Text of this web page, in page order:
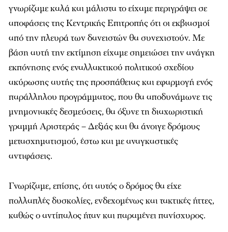
γνωρίζαμε καλά και μάλιστα το είχαμε περιγράψει σε
αποφάσεις της Κεντρικής Επιτροπής ότι οι εκβιασμοί
από την πλευρά των δανειστών θα συνεχιστούν. Με
βάση αυτή την εκτίμηση είχαμε σημειώσει την ανάγκη
εκπόνησης ενός εναλλακτικού πολιτικού σχεδίου
ακύρωσης αυτής της προσπάθειας και εφαρμογή ενός
παράλληλου προγράμματος, που θα αποδυνάμωνε τις
μνημονιακές δεσμεύσεις, θα όξυνε τη διαχωριστική
γραμμή Αριστεράς – Δεξιάς και θα άνοιγε δρόμους
μετασχηματισμού, έστω και με αναγκαστικές
αντιφάσεις.
Γνωρίζαμε, επίσης, ότι αυτός ο δρόμος θα είχε
πολλαπλές δυσκολίες, ενδεχομένως και τακτικές ήττες,
καθώς ο αντίπαλος ήταν και παραμένει πανίσχυρος.